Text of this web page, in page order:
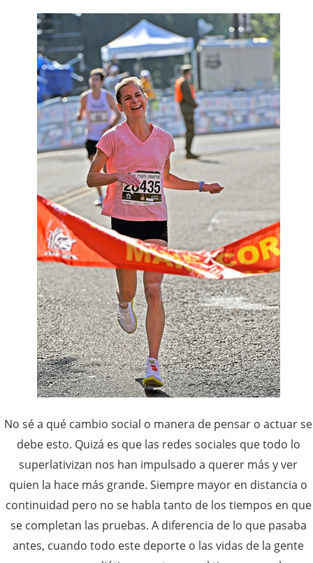
No sé a qué cambio social o manera de pensar o actuar se
debe esto. Quizá es que las redes sociales que todo lo
superlativizan nos han impulsado a querer más y ver
quien la hace más grande. Siempre mayor en distancia o
continuidad pero no se habla tanto de los tiempos en que
se completan las pruebas. A diferencia de lo que pasaba
antes, cuando todo este deporte o las vidas de la gente